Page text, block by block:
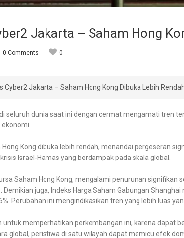
Jakarta – Saham Hong
0 Comments 0
Cyber2 Jakarta – Saham Hong Kong Dibuka Lebih Rendah
seluruh dunia saat ini dengan cermat mengamati tren
Kong dibuka lebih rendah, menandai pergeseran
Israel-Hamas yang berdampak pada skala global.
Saham Hong Kong, mengalami penurunan signifikan
juga, Indeks Harga Saham Gabungan
Perubahan ini mengindikasikan tren yang lebih luas
memperhatikan perkembangan ini, karena dapat
global, peristiwa di satu wilayah dapat memicu efek